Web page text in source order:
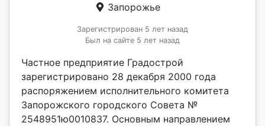
Запорожье
Зарегистрирован 5 лет назад
Был на сайте 5 лет назад
Частное предприятие Градострой
зарегистрировано 28 декабря 2000 года
распоряжением исполнительного комитета
Запорожского городского Совета №
2548951ю0010837. Основным направлением